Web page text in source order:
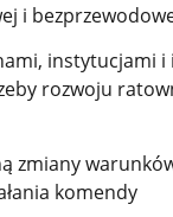
i
rozwoju
zmiany
komendy